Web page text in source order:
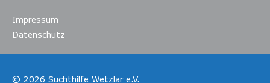
Impressum
Datenschutz
© 2026 Suchthilfe Wetzlar e.V.